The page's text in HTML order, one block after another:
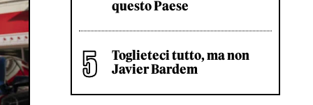
questo Paese
Toglieteci tutto, ma non
Javier Bardem